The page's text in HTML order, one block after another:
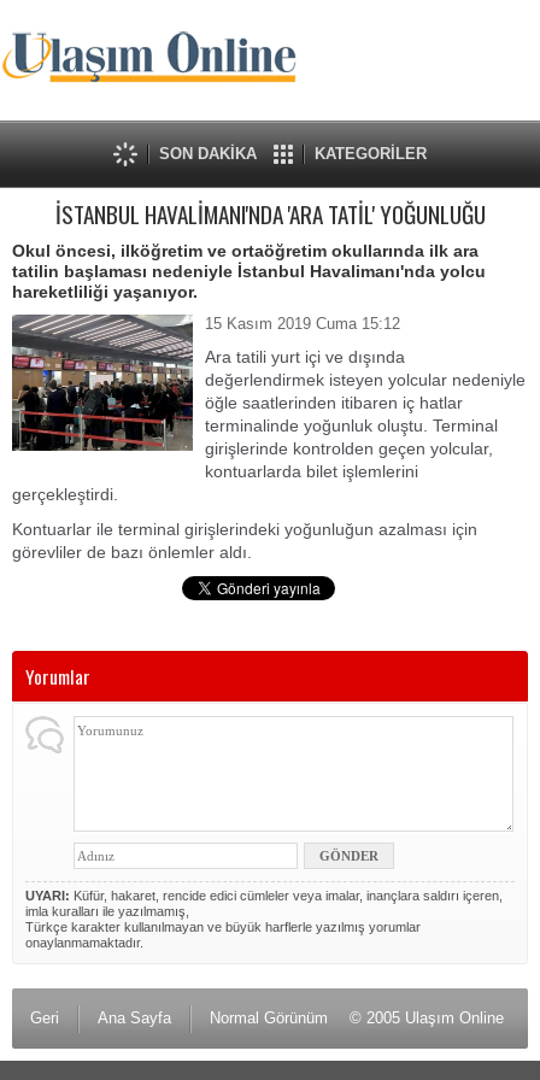
SON DAKİKA KATEGORİLER
İSTANBUL HAVALİMANI'NDA 'ARA TATİL' YOĞUNLUĞU
Okul öncesi, ilköğretim ve ortaöğretim okullarında ilk ara
tatilin başlaması nedeniyle İstanbul Havalimanı'nda yolcu
hareketliliği yaşanıyor.
15 Kasım 2019 Cuma 15:12
Ara tatili yurt içi ve dışında
değerlendirmek isteyen yolcular nedeniyle
öğle saatlerinden itibaren iç hatlar
terminalinde yoğunluk oluştu. Terminal
girişlerinde kontrolden geçen yolcular,
kontuarlarda bilet işlemlerini
gerçekleştirdi.
Kontuarlar ile terminal girişlerindeki yoğunluğun azalması için
görevliler de bazı önlemler aldı.
Yorumlar
UYARI: Küfür, hakaret, rencide edici cümleler veya imalar, inançlara saldırı içeren,
imla kuralları ile yazılmamış,
Türkçe karakter kullanılmayan ve büyük harflerle yazılmış yorumlar
onaylanmamaktadır.
Geri Ana Sayfa Normal Görünüm © 2005 Ulaşım Online